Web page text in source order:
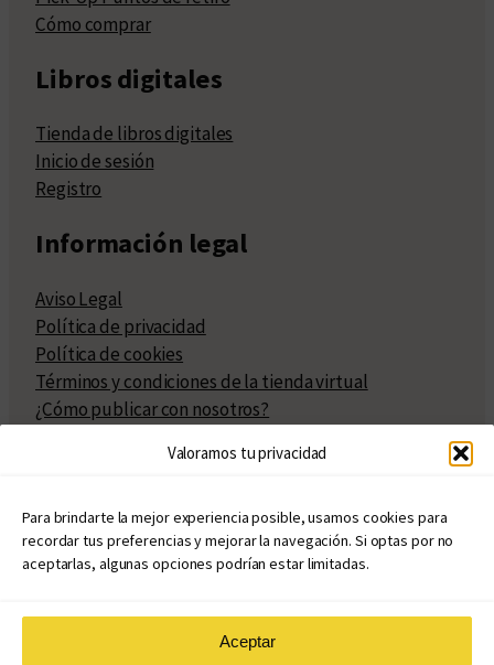
Valoramos tu privacidad
Para brindarte la mejor experiencia posible, usamos cookies para
recordar tus preferencias y mejorar la navegación. Si optas por no
aceptarlas, algunas opciones podrían estar limitadas.
Aceptar
Cómo comprar
Libros digitales
Tienda de libros digitales
Inicio de sesión
Registro
Información legal
Aviso Legal
Política de privacidad
Política de cookies
Términos y condiciones de la tienda virtual
¿Cómo publicar con nosotros?
Políticas de publicación
Políticas de coedición
Atribuciones